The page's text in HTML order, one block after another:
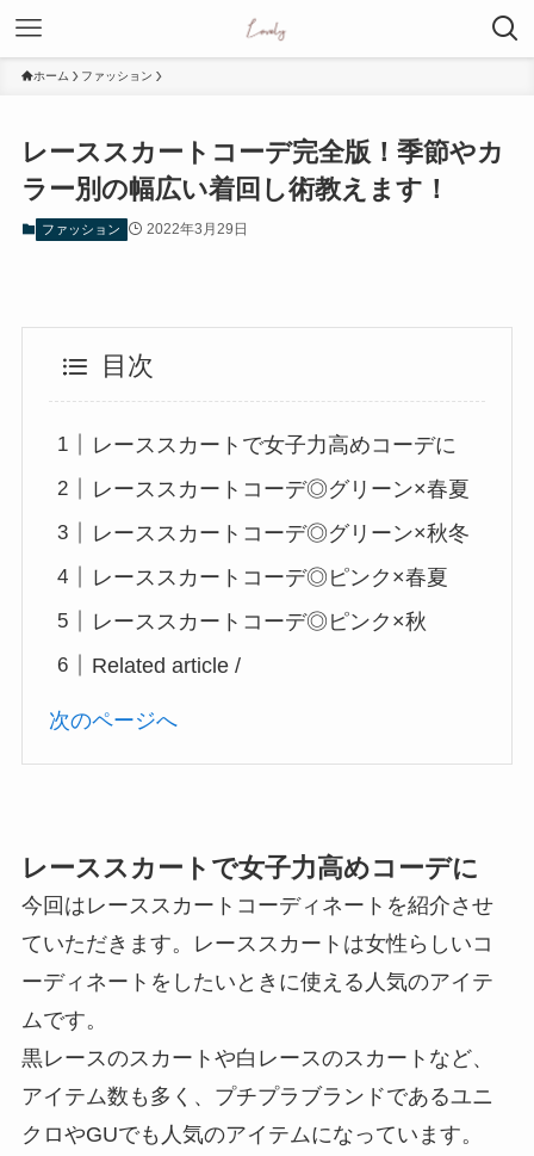
ホーム ファッション
レーススカートコーデ完全版！季節やカ
ラー別の幅広い着回し術教えます！
ファッション 2022年3月29日
目次
レーススカートで女子力高めコーデに
レーススカートコーデ◎グリーン×春夏
レーススカートコーデ◎グリーン×秋冬
レーススカートコーデ◎ピンク×春夏
レーススカートコーデ◎ピンク×秋
Related article /
次のページへ
レーススカートで女子力高めコーデに
今回はレーススカートコーディネートを紹介させ
ていただきます。レーススカートは女性らしいコ
ーディネートをしたいときに使える人気のアイテ
ムです。
黒レースのスカートや白レースのスカートなど、
アイテム数も多く、プチプラブランドであるユニ
クロやGUでも人気のアイテムになっています。